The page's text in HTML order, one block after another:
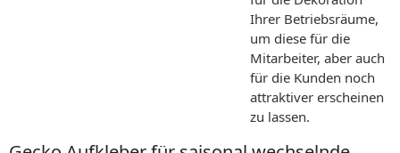
Ihrer Betriebsräume,
um diese für die
Mitarbeiter, aber auch
für die Kunden noch
attraktiver erscheinen
zu lassen.